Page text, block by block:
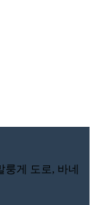
게 도로, 바네